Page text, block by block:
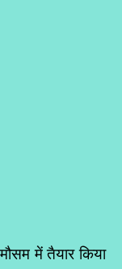
में तैयार किया